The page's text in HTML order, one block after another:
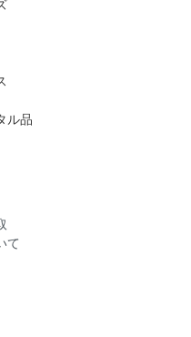
ル品
て